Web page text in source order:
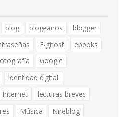
blog blogeaños
blogger
E-ghost
ebooks
Google
identidad digital
Internet
lecturas breves
Música
Nireblog